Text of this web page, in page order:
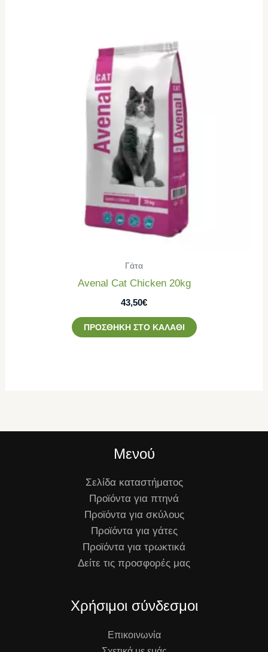
Γάτα
Avenal Cat Chicken 20kg
43,50€
ΠΡΟΣΘΉΚΗ ΣΤΟ ΚΑΛΆΘΙ
Μενού
Σελίδα καταστήματος
Προϊόντα για πτηνά
Προϊόντα για σκύλους
Προϊόντα για γάτες
Προϊόντα για τρωκτικά
Δείτε τις προσφορές μας
Χρήσιμοι σύνδεσμοι
Επικοινωνία